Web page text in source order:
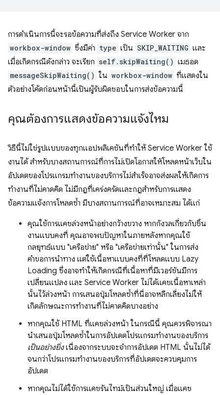
การดำเนินการนี้จะรอข้อความที่ส่งถึง Service Worker จาก
workbox-window ซึ่งมีค่า type เป็น SKIP_WAITING และ
เมื่อเกิดกรณีดังกล่าว จะเรียก self.skipWaiting() เมธอด
messageSkipWaiting() ใน workbox-window ที่แสดงใน
ตัวอย่างโค้ดก่อนหน้านี้เป็นผู้รับผิดชอบในการส่งข้อความนี้
คุณต้องการแสดงข้อความแจ้งไหม
วิธีนี้ไม่ใช่รูปแบบของทุกแอปพลิเคชันที่ทำให้ Service Worker ใช้
งานได้ สำหรับบางสถานการณ์ที่การไม่เปิดโอกาสให้โหลดหน้าเว็บใน
อัปเดตของโปรแกรมทำงานของบริการไม่สำเร็จอาจส่งผลให้เกิดการ
ทำงานที่ไม่คาดคิด ไม่มีกฎที่เคร่งครัดและกฎสำหรับการแสดง
ข้อความแจ้งการโหลดซ้ำ มีบางสถานการณ์ที่อาจเหมาะสม ได้แก่
คุณใช้การแคชล่วงหน้าอย่างกว้างขวาง หากกังวลเกี่ยวกับชิ้น
งานแบบคงที่ คุณอาจพบปัญหาในภายหลังหากคุณใช้
กลยุทธ์แบบ "เครือข่าย" หรือ "เครือข่ายเท่านั้น" ในการส่ง
คำขอการนำทาง แต่ใช้เนื้อหาแบบคงที่ที่โหลดแบบ Lazy
Loading ซึ่งอาจทำให้เกิดกรณีที่เนื้อหาที่มีเวอร์ชันมีการ
เปลี่ยนแปลง และ Service Worker ไม่ได้แคชเนื้อหาเหล่า
นั้นไว้ล่วงหน้า การเสนอปุ่มโหลดซ้ำที่นี่อาจหลีกเลี่ยงไม่ให้
เกิดลักษณะการทำงานที่ไม่คาดคิดบางอย่าง
หากคุณใช้ HTML ที่แคชล่วงหน้า ในกรณีนี้ คุณควรพิจารณา
นำเสนอปุ่มโหลดซ้ำในการอัปเดตโปรแกรมทำงานของบริการ
เป็นอย่างยิ่งเนื่องจากระบบจะจำการอัปเดต HTML นั้นไม่ได้
จนกว่าโปรแกรมทำงานของบริการที่อัปเดตจะควบคุมการ
อัปเดต
หากคุณไม่ได้ใช้การแคชรันไทม์เป็นส่วนใหญ่ เมื่อแคช